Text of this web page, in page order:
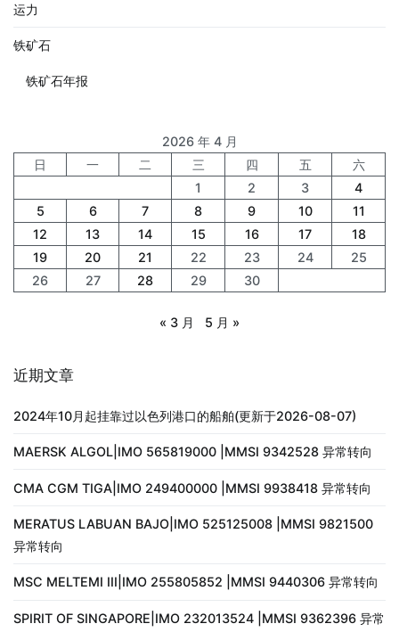
运力
铁矿石
铁矿石年报
2026 年 4 月
日
一 二 三 四 五
六
1
2 3
4
5
6 7 8 9 10
11
12
13 14 15 16 17
18
19
20 21 22 23 24
25
26
27 28 29 30
« 3 月 5 月 »
近期文章
2024年10月起挂靠过以色列港口的船舶(更新于2026-08-07)
MAERSK ALGOL|IMO 565819000 |MMSI 9342528 异常转向
CMA CGM TIGA|IMO 249400000 |MMSI 9938418 异常转向
MERATUS LABUAN BAJO|IMO 525125008 |MMSI 9821500
异常转向
MSC MELTEMI III|IMO 255805852 |MMSI 9440306 异常转向
SPIRIT OF SINGAPORE|IMO 232013524 |MMSI 9362396 异常